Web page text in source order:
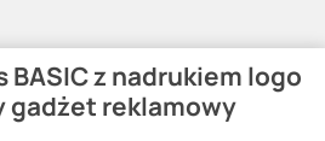
BASIC z nadrukiem logo
gadżet reklamowy